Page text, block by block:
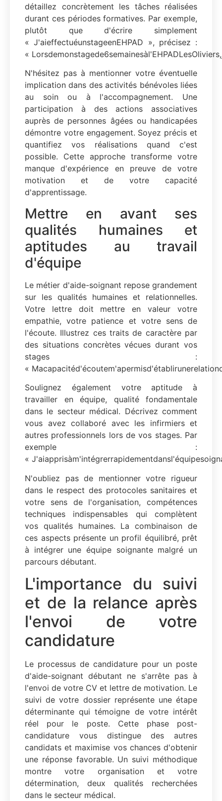
détaillez concrètement les tâches réalisées
durant ces périodes formatives. Par exemple,
plutôt que d'écrire simplement
« J'aieffectuéunstageenEHPAD », précisez :
«
N'hésitez pas à mentionner votre éventuelle
implication dans des activités bénévoles liées
au soin ou à l'accompagnement. Une
participation à des actions associatives
auprès de personnes âgées ou handicapées
démontre votre engagement. Soyez précis et
quantifiez vos réalisations quand c'est
possible. Cette approche transforme votre
manque d'expérience en preuve de votre
motivation et de votre capacité
d'apprentissage.
Mettre en avant ses
qualités humaines et
aptitudes au travail
d'équipe
Le métier d'aide-soignant repose grandement
sur les qualités humaines et relationnelles.
Votre lettre doit mettre en valeur votre
empathie, votre patience et votre sens de
l'écoute. Illustrez ces traits de caractère par
des situations concrètes vécues durant vos
stages :
«
Soulignez également votre aptitude à
travailler en équipe, qualité fondamentale
dans le secteur médical. Décrivez comment
vous avez collaboré avec les infirmiers et
autres professionnels lors de vos stages. Par
exemple :
«
N'oubliez pas de mentionner votre rigueur
dans le respect des protocoles sanitaires et
votre sens de l'organisation, compétences
techniques indispensables qui complètent
vos qualités humaines. La combinaison de
ces aspects présente un profil équilibré, prêt
à intégrer une équipe soignante malgré un
parcours débutant.
L'importance du suivi
et de la relance après
l'envoi de votre
candidature
Le processus de candidature pour un poste
d'aide-soignant débutant ne s'arrête pas à
l'envoi de votre CV et lettre de motivation. Le
suivi de votre dossier représente une étape
déterminante qui témoigne de votre intérêt
réel pour le poste. Cette phase post-
candidature vous distingue des autres
candidats et maximise vos chances d'obtenir
une réponse favorable. Un suivi méthodique
montre votre organisation et votre
détermination, deux qualités recherchées
dans le secteur médical.